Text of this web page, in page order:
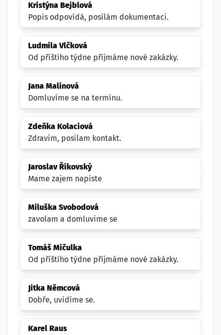
Kristýna Bejblová
Popis odpovídá, posílám dokumentaci.
Ludmila Vlčková
Od příštího týdne příjmáme nové zakázky.
Jana Malinová
Domluvíme se na termínu.
Zdeňka Kolaciová
Zdravim, posilam kontakt.
Jaroslav Říkovský
Mame zajem napiste
Miluška Svobodová
zavolam a domluvime se
Tomáš Mičulka
Od příštího týdne příjmáme nové zakázky.
Jitka Němcová
Dobře, uvidíme se.
Karel Raus